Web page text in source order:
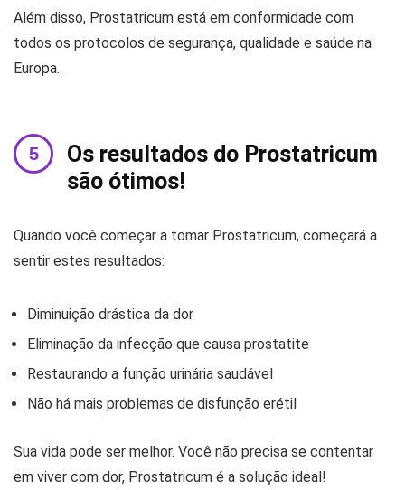
Além disso, Prostatricum está em conformidade com
todos os protocolos de segurança, qualidade e saúde na
Europa.
Os resultados do Prostatricum
são ótimos!
Quando você começar a tomar Prostatricum, começará a
sentir estes resultados:
Diminuição drástica da dor
Eliminação da infecção que causa prostatite
Restaurando a função urinária saudável
Não há mais problemas de disfunção erétil
Sua vida pode ser melhor. Você não precisa se contentar
em viver com dor, Prostatricum é a solução ideal!